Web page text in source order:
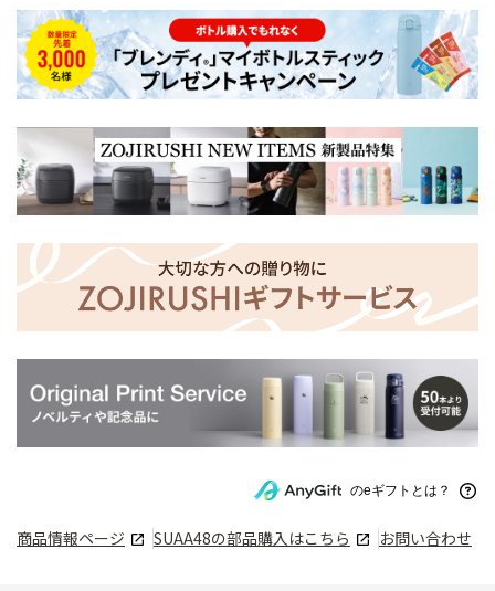
のeギフトとは？
商品情報ページ SUAA48の部品購入はこちら お問い合わせ